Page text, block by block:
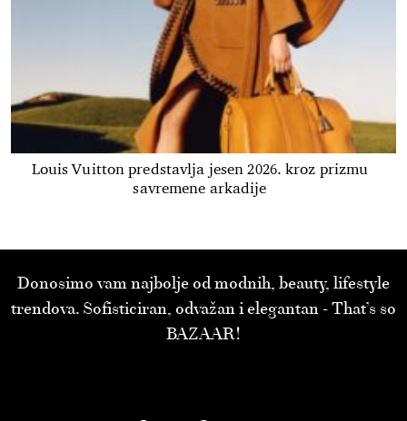
Louis Vuitton predstavlja jesen 2026. kroz prizmu
savremene arkadije
Donosimo vam najbolje od modnih, beauty, lifestyle
trendova. Sofisticiran, odvažan i elegantan - That’s so
BAZAAR!